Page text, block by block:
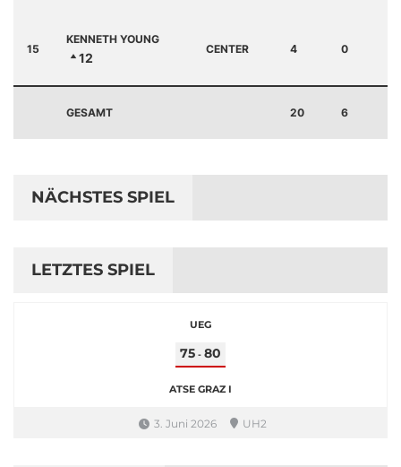
15
KENNETH YOUNG
12
CENTER 4 0
GESAMT 20 6
NÄCHSTES SPIEL
LETZTES SPIEL
UEG
75 - 80
ATSE GRAZ I
3. Juni 2026 UH2